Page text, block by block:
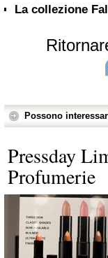
La collezione
Possono
Pressday
Profumerie